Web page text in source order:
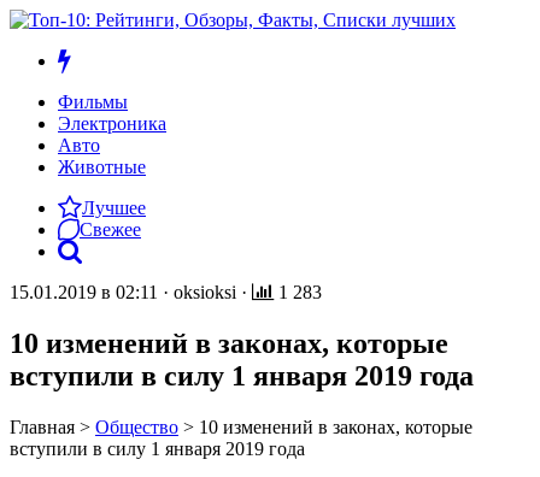
Фильмы
Электроника
Авто
Животные
Лучшее
Свежее
15.01.2019 в 02:11 · oksioksi · 1 283
10 изменений в законах, которые
вступили в силу 1 января 2019 года
Главная > Общество > 10 изменений в законах, которые
вступили в силу 1 января 2019 года